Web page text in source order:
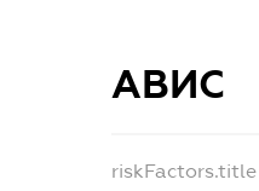
АВИС
riskFactors.title